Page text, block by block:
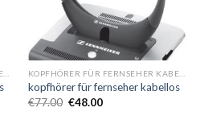
kopfhörer für fernseher kabellos
€77.00 €48.00